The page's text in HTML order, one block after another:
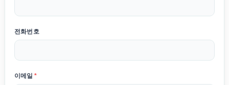
전화번호
이메일*